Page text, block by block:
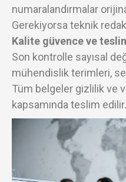
numaralandırmalar
Gerekiyorsa teknik
Kalite güvence ve
Son kontrolle sayısal
mühendislik terimleri,
Tüm belgeler gizlilik ve
kapsamında teslim edilir.